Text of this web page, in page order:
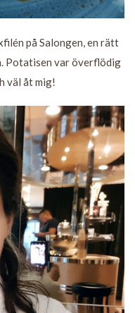
på Salongen, en rätt
Potatisen var överflödig
väl åt mig!